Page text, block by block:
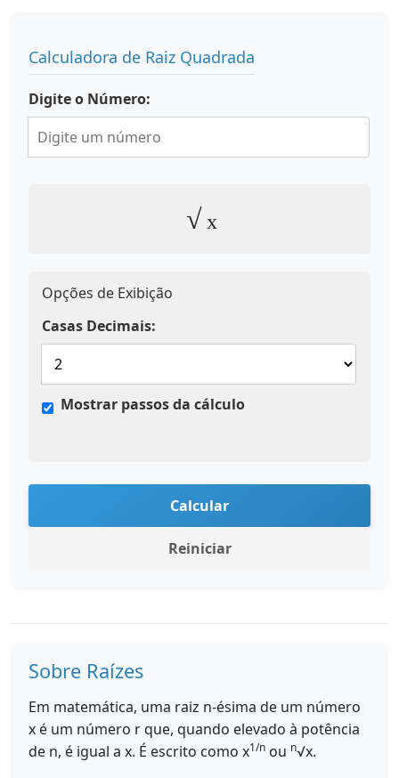
Calculadora de Raiz Quadrada
Digite o Número:
√ x
Opções de Exibição
Casas Decimais:
Mostrar passos da cálculo
Calcular
Reiniciar
Sobre Raízes
Em matemática, uma raiz n-ésima de um número
x é um número r que, quando elevado à potência
de n, é igual a x. É escrito como x1/n ou n√x.